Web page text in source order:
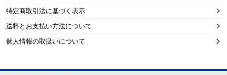
特定商取引法に基づく表示
送料とお支払い方法について
個人情報の取扱いについて